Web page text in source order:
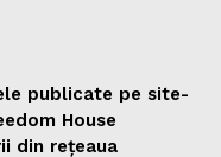
publicate pe site-
House
din rețeaua